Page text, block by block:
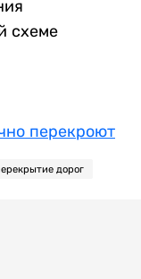
схеме
перекроют
дорог